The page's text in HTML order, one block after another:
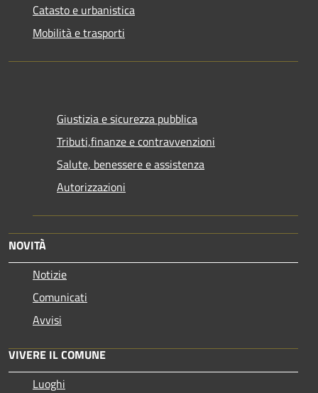
Catasto e urbanistica
Mobilità e trasporti
Giustizia e sicurezza pubblica
Tributi,finanze e contravvenzioni
Salute, benessere e assistenza
Autorizzazioni
NOVITÀ
Notizie
Comunicati
Avvisi
VIVERE IL COMUNE
Luoghi